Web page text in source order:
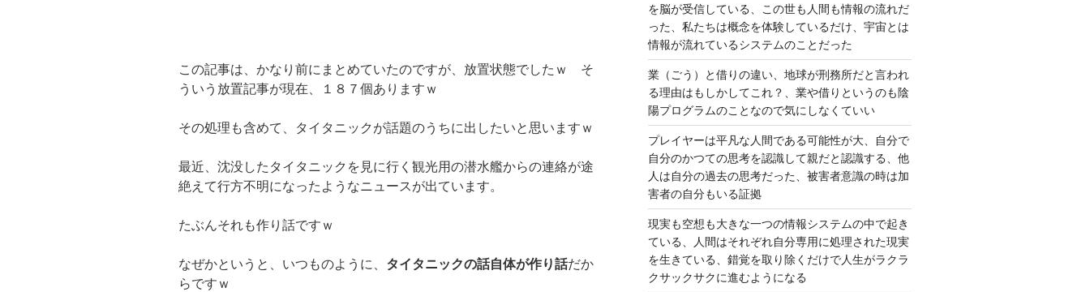
この記事は、かなり前にまとめていたのですが、放置状態でしたｗ そ
ういう放置記事が現在、１８７個ありますｗ
その処理も含めて、タイタニックが話題のうちに出したいと思いますｗ
最近、沈没したタイタニックを見に行く観光用の潜水艦からの連絡が途
絶えて行方不明になったようなニュースが出ています。
たぶんそれも作り話ですｗ
なぜかというと、いつものように、 タイタニックの話自体が作り話だか
らですｗ
を脳が受信している、この世も人間も情報の流れだ
った、私たちは概念を体験しているだけ、宇宙とは
情報が流れているシステムのことだった
業（ごう）と借りの違い、地球が刑務所だと言われ
る理由はもしかしてこれ？、業や借りというのも陰
陽プログラムのことなので気にしなくていい
プレイヤーは平凡な人間である可能性が大、自分で
自分のかつての思考を認識して親だと認識する、他
人は自分の過去の思考だった、被害者意識の時は加
害者の自分もいる証拠
現実も空想も大きな一つの情報システムの中で起き
ている、人間はそれぞれ自分専用に処理された現実
を生きている、錯覚を取り除くだけで人生がラクラ
クサックサクに進むようになる